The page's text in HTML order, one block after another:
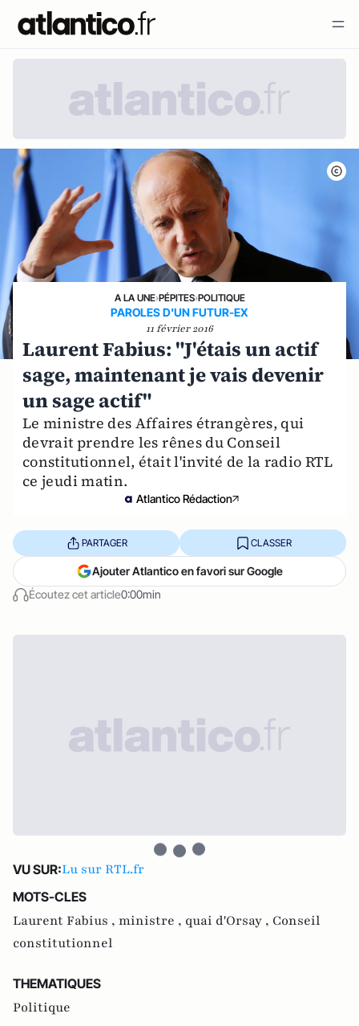
A LA UNE›PÉPITES›POLITIQUE
PAROLES D'UN FUTUR-EX
11 février 2016
Laurent Fabius: "J'étais un actif
sage, maintenant je vais devenir
un sage actif"
Le ministre des Affaires étrangères, qui
devrait prendre les rênes du Conseil
constitutionnel, était l'invité de la radio RTL
ce jeudi matin.
Atlantico Rédaction
Écoutez cet article0:00min
PARTAGER CLASSER
Ajouter Atlantico en favori sur Google
VU SUR:Lu sur RTL.fr
MOTS-CLES
Laurent Fabius , ministre , quai d'Orsay , Conseil
constitutionnel
THEMATIQUES
Politique